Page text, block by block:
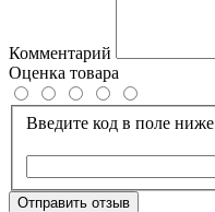
Комментарий
Оценка товара
Введите код в поле ниже
Отправить отзыв